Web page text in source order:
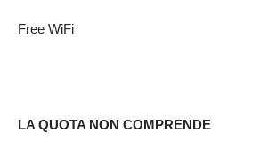
Free WiFi
LA QUOTA NON COMPRENDE